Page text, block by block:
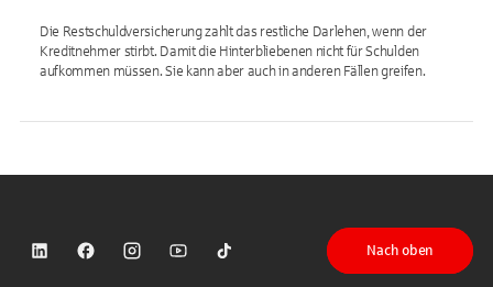
Die Restschuldversicherung zahlt das restliche Darlehen, wenn der
Kreditnehmer stirbt. Damit die Hinterbliebenen nicht für Schulden
aufkommen müssen. Sie kann aber auch in anderen Fällen greifen.
Sparkasse auf LinkedIn
Sparkasse auf Facebook
Sparkasse auf Instagram
Sparkasse auf YouTube
Sparkasse auf TikTok
Nach oben